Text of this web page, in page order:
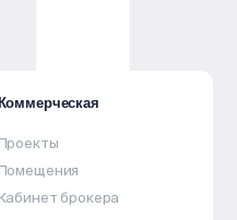
Коммерческая
Проекты
Помещения
Кабинет брокера